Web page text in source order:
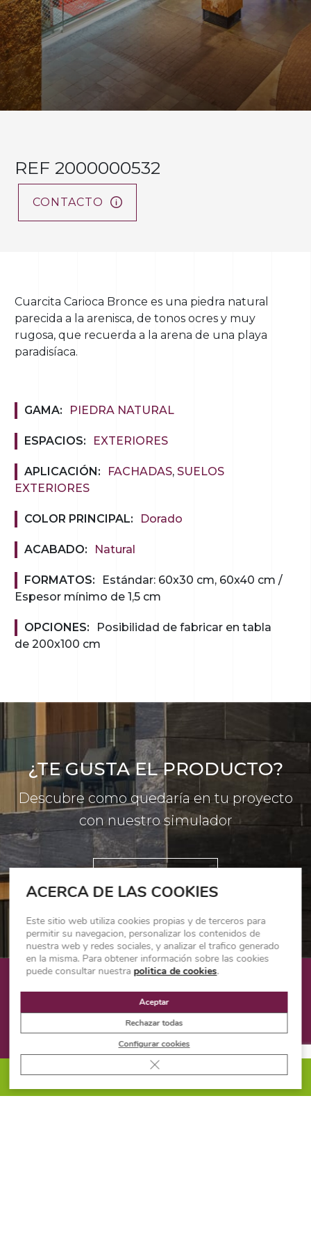
REF 2000000532
CONTACTO
Cuarcita Carioca Bronce es una piedra natural
parecida a la arenisca, de tonos ocres y muy
rugosa, que recuerda a la arena de una playa
paradisíaca.
GAMA: PIEDRA NATURAL
ESPACIOS: EXTERIORES
APLICACIÓN: FACHADAS,SUELOS
EXTERIORES
COLOR PRINCIPAL: Dorado
ACABADO: Natural
FORMATOS:
Estándar: 60x30 cm, 60x40 cm /
Espesor mínimo de 1,5 cm
OPCIONES:
Posibilidad de fabricar en tabla
de 200x100 cm
¿TE GUSTA EL PRODUCTO?
Descubre como quedaría en tu proyecto
con nuestro simulador
¿NO ES EL PRODUCTO
QUE BUSCABAS?
¡Vuelve a intentarlo en nuestro
buscador!
ACERCA DE LAS COOKIES
Este sitio web utiliza cookies propias y de terceros para
permitir su navegacion, personalizar los contenidos de
nuestra web y redes sociales, y analizar el trafico generado
en la misma. Para obtener información sobre las cookies
puede consultar nuestra politica de cookies.
Aceptar
Rechazar todas
Configurar cookies
Cerrar el banner de cookies RGPD
PIDE PRESUPUESTO